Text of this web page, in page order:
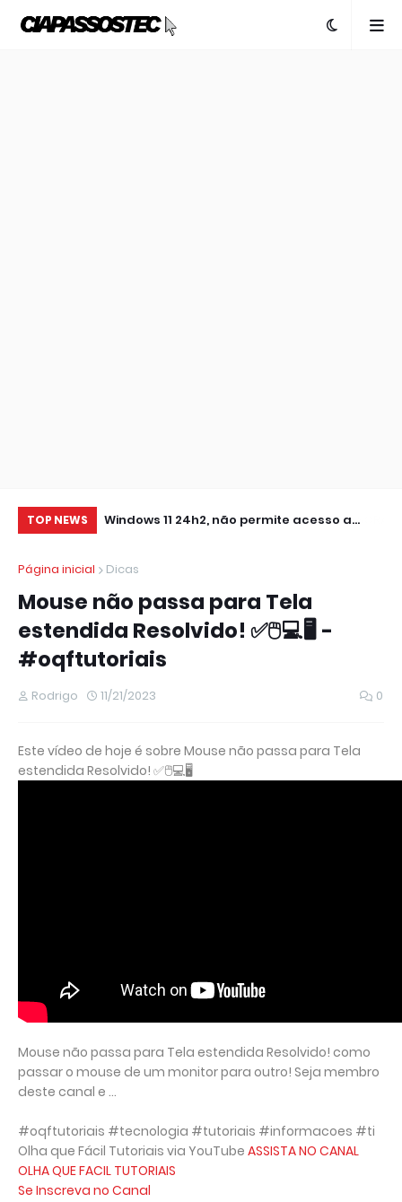
TOP NEWS
IMPRESSORA
Windows 11 24h2, não permite acesso a
outros
Página inicial Dicas
Mouse não passa para Tela
estendida Resolvido! ✅🖱️💻🖥️ -
#oqftutoriais
Rodrigo 11/21/2023 0
Este vídeo de hoje é sobre Mouse não passa para Tela
estendida Resolvido! ✅🖱️💻🖥️
Mouse não passa para Tela estendida Resolvido! como
passar o mouse de um monitor para outro! Seja membro
deste canal e ...
#oqftutoriais #tecnologia #tutoriais #informacoes #ti
Olha que Fácil Tutoriais via YouTube ASSISTA NO CANAL
OLHA QUE FACIL TUTORIAIS
Se Inscreva no Canal